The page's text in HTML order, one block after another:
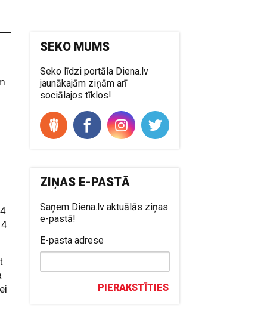
SEKO MUMS
Seko līdzi portāla Diena.lv
jaunākajām ziņām arī
sociālajos tīklos!
ZIŅAS E-PASTĀ
Saņem Diena.lv aktuālās ziņas
e-pastā!
E-pasta adrese
PIERAKSTĪTIES